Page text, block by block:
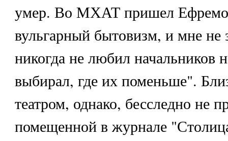
умер. Во МХАТ пришел
вульгарный бытовизм, и мне не
никогда не любил начальников
выбирал, где их поменьше".
театром, однако, бесследно не
помещенной в журнале